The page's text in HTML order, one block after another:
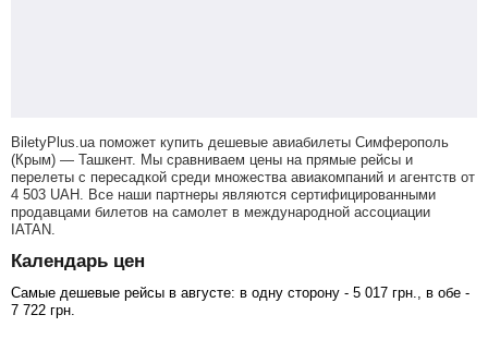
BiletyPlus.ua поможет купить дешевые авиабилеты Симферополь
(Крым) — Ташкент. Мы сравниваем цены на прямые рейсы и
перелеты с пересадкой среди множества авиакомпаний и агентств от
4 503 UAH . Все наши партнеры являются сертифицированными
продавцами билетов на самолет в международной ассоциации
IATAN.
Календарь цен
Самые дешевые рейсы в августе: в одну сторону - 5 017 грн ., в обе -
7 722 грн